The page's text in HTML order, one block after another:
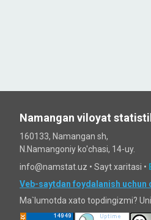
Namangan viloyat
160133, Namangan sh,
N.Namangoniy ko'chasi, 14-uy.
info@namstat.uz • Sayt xaritasi •
Veb-saytdan foydalanish uchun
Ma`lumotda xato topdingizmi?